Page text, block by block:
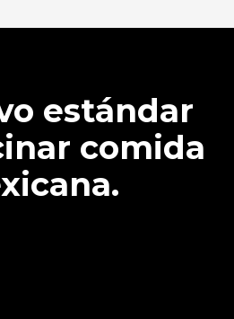
estándar
comida